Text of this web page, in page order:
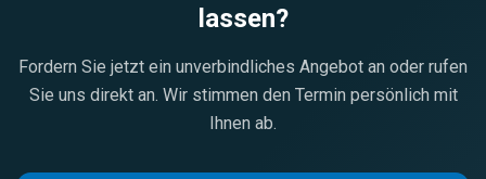
lassen?
Fordern Sie jetzt ein unverbindliches Angebot an oder rufen
Sie uns direkt an. Wir stimmen den Termin persönlich mit
Ihnen ab.